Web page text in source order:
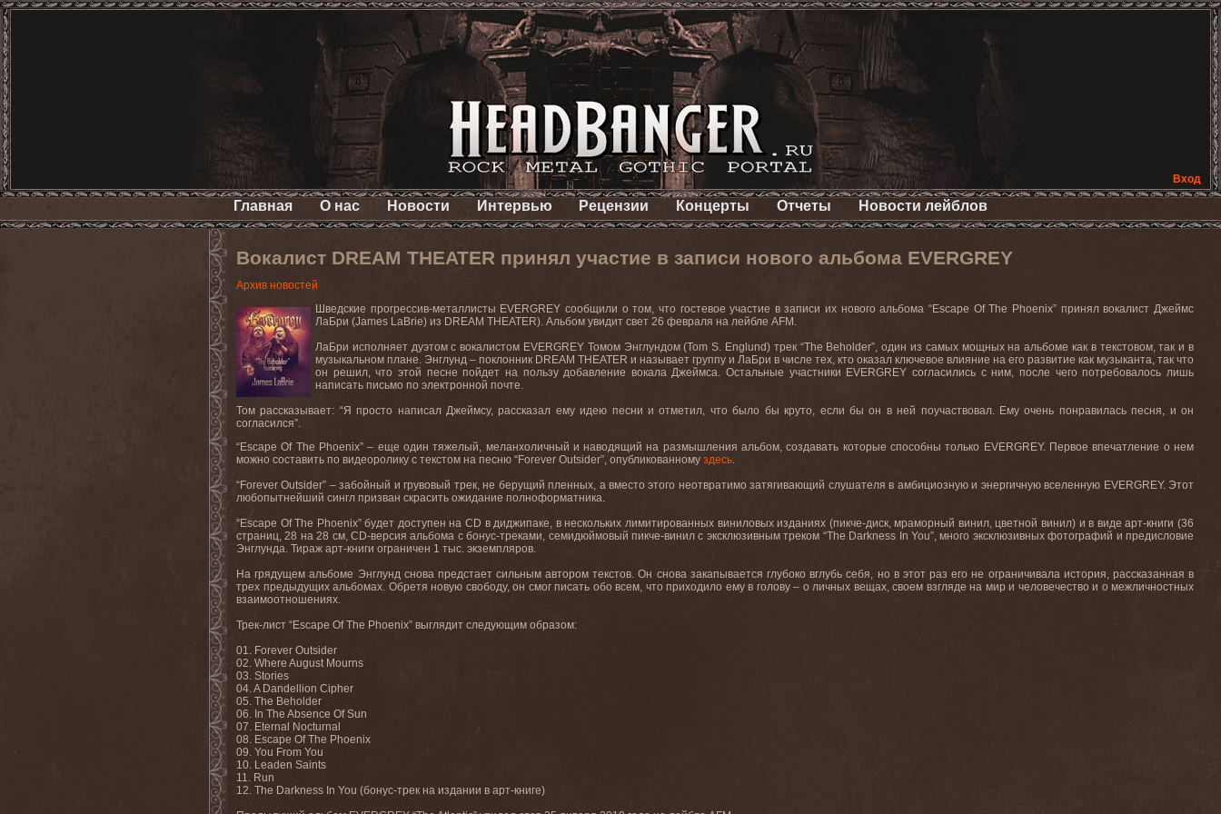
Вход
Главная О нас Новости Интервью Рецензии Концерты Отчеты Новости лейблов
Вокалист DREAM THEATER принял участие в записи нового альбома EVERGREY
Архив новостей
Шведские прогрессив-металлисты EVERGREY сообщили о том, что гостевое участие в записи их нового альбома “Escape Of The Phoenix” принял вокалист Джеймс
ЛаБри (James LaBrie) из DREAM THEATER). Альбом увидит свет 26 февраля на лейбле AFM.
ЛаБри исполняет дуэтом с вокалистом EVERGREY Томом Энглундом (Tom S. Englund) трек “The Beholder”, один из самых мощных на альбоме как в текстовом, так и в
музыкальном плане. Энглунд – поклонник DREAM THEATER и называет группу и ЛаБри в числе тех, кто оказал ключевое влияние на его развитие как музыканта, так что
он решил, что этой песне пойдет на пользу добавление вокала Джеймса. Остальные участники EVERGREY согласились с ним, после чего потребовалось лишь
написать письмо по электронной почте.
Том рассказывает: “Я просто написал Джеймсу, рассказал ему идею песни и отметил, что было бы круто, если бы он в ней поучаствовал. Ему очень понравилась песня, и он
согласился”.
“Escape Of The Phoenix” – еще один тяжелый, меланхоличный и наводящий на размышления альбом, создавать которые способны только EVERGREY. Первое впечатление о нем
можно составить по видеоролику с текстом на песню “Forever Outsider”, опубликованному здесь.
“Forever Outsider” – забойный и грувовый трек, не берущий пленных, а вместо этого неотвратимо затягивающий слушателя в амбициозную и энергичную вселенную EVERGREY. Этот
любопытнейший сингл призван скрасить ожидание полноформатника.
“Escape Of The Phoenix” будет доступен на CD в диджипаке, в нескольких лимитированных виниловых изданиях (пикче-диск, мраморный винил, цветной винил) и в виде арт-книги (36
страниц, 28 на 28 см, CD-версия альбома с бонус-треками, семидюймовый пикче-винил с эксклюзивным треком “The Darkness In You”, много эксклюзивных фотографий и предисловие
Энглунда. Тираж арт-книги ограничен 1 тыс. экземпляров.
На грядущем альбоме Энглунд снова предстает сильным автором текстов. Он снова закапывается глубоко вглубь себя, но в этот раз его не ограничивала история, рассказанная в
трех предыдущих альбомах. Обретя новую свободу, он смог писать обо всем, что приходило ему в голову – о личных вещах, своем взгляде на мир и человечество и о межличностных
взаимоотношениях.
Трек-лист “Escape Of The Phoenix” выглядит следующим образом:
01. Forever Outsider
02. Where August Mourns
03. Stories
04. A Dandellion Cipher
05. The Beholder
06. In The Absence Of Sun
07. Eternal Nocturnal
08. Escape Of The Phoenix
09. You From You
10. Leaden Saints
11. Run
12. The Darkness In You (бонус-трек на издании в арт-книге)